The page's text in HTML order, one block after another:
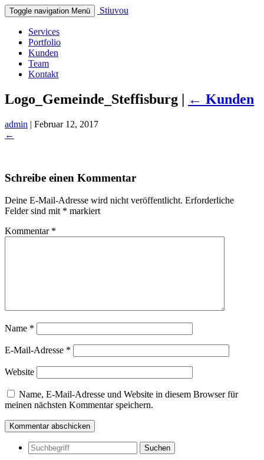
Toggle navigation Menü Stiuvou
Services
Portfolio
Kunden
Team
Kontakt
Logo_Gemeinde_Steffisburg | ← Kunden
admin | Februar 12, 2017
←
Schreibe einen Kommentar
Deine E-Mail-Adresse wird nicht veröffentlicht. Erforderliche
Felder sind mit * markiert
Kommentar *
Name *
E-Mail-Adresse *
Website
Name, E-Mail-Adresse und Website in diesem Browser für
meinen nächsten Kommentar speichern.